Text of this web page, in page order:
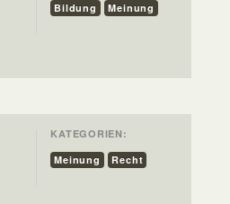
Bildung
Meinung
KATEGORIEN:
Meinung
Recht